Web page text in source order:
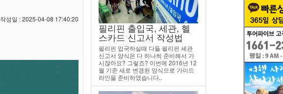
작성일 : 2025-04-08 17:40:20
필리핀 출입국, 세관, 헬
스카드 신고서 작성법
필리핀 입국하실때 다들 필리핀 세관
신고서 양식은 다 하나씩 준비해서 가
시잖아요? 그렇죠? 이번에 2016년 12
월 기준 새로 변경된 양식으로 가이드
라인을 준비하였습니다..